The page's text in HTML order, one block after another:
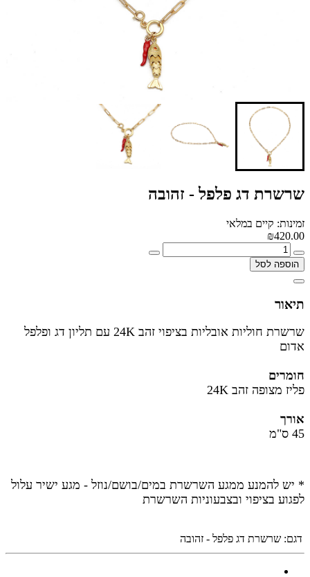
שרשרת דג פלפל - זהובה
זמינות: קיים במלאי
₪420.00
הוספה לסל
תיאור
שרשרת חוליות אובליות בציפוי זהב 24K עם תליון דג ופלפל
אדום
חומרים
פליז מצופה זהב 24K
אורך
45 ס"מ
* יש להמנע ממגע השרשרת במים/בושם/נוזל - מגע ישיר עלול
לפגוע בציפוי ובצבעוניות השרשרת
דגם: שרשרת דג פלפל - זהובה